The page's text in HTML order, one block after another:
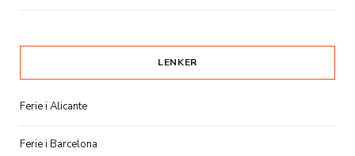
LENKER
Ferie i Alicante
Ferie i Barcelona